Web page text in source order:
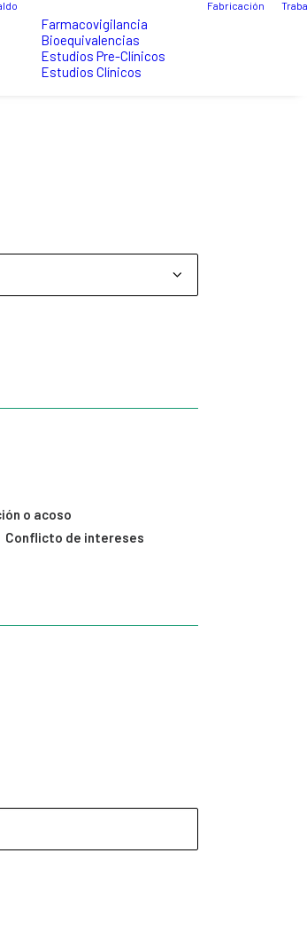
Farmacovigilancia
Bioequivalencias
Estudios Pre-Clínicos
Estudios Clínicos
Fabricación
o acoso
Conflicto de intereses